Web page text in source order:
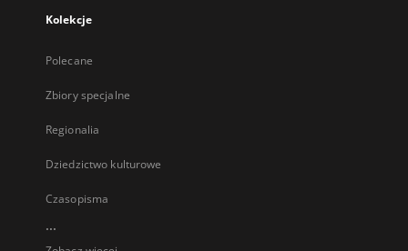
Kolekcje
Polecane
Zbiory specjalne
Regionalia
Dziedzictwo kulturowe
Czasopisma
...